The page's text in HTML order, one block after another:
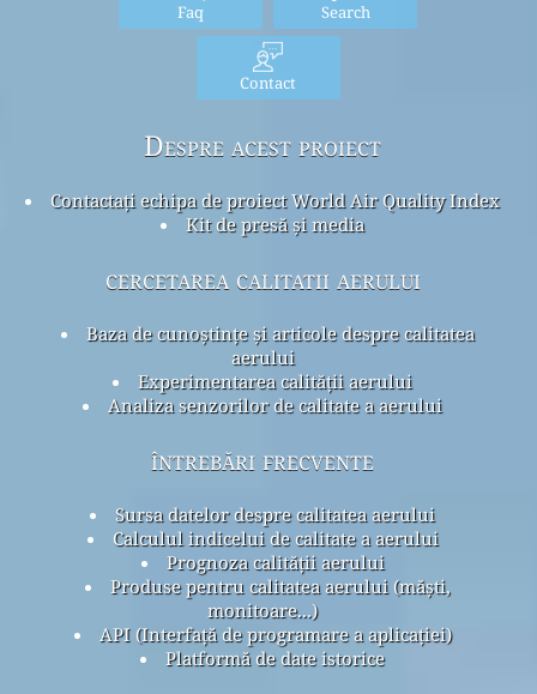
Faq Search
Contact
Despre acest proiect
Contactați echipa de proiect World Air Quality Index
Kit de presă și media
cercetarea calitatii aerului
Baza de cunoștințe și articole despre calitatea
aerului
Experimentarea calității aerului
Analiza senzorilor de calitate a aerului
întrebări frecvente
Sursa datelor despre calitatea aerului
Calculul indicelui de calitate a aerului
Prognoza calității aerului
Produse pentru calitatea aerului (măști,
monitoare...)
API (Interfață de programare a aplicației)
Platformă de date istorice